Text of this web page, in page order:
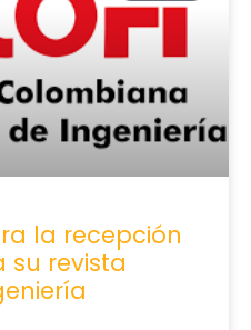
la recepción
revista